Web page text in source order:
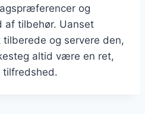
og
af tilbehør. Uanset
og servere den,
altid være en ret,